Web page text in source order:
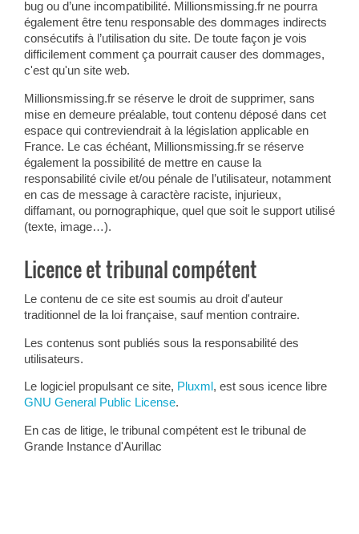
bug ou d’une incompatibilité. Millionsmissing.fr ne pourra
également être tenu responsable des dommages indirects
consécutifs à l’utilisation du site. De toute façon je vois
difficilement comment ça pourrait causer des dommages,
c'est qu'un site web.
Millionsmissing.fr se réserve le droit de supprimer, sans
mise en demeure préalable, tout contenu déposé dans cet
espace qui contreviendrait à la législation applicable en
France. Le cas échéant, Millionsmissing.fr se réserve
également la possibilité de mettre en cause la
responsabilité civile et/ou pénale de l’utilisateur, notamment
en cas de message à caractère raciste, injurieux,
diffamant, ou pornographique, quel que soit le support utilisé
(texte, image…).
Licence et tribunal compétent
Le contenu de ce site est soumis au droit d'auteur
traditionnel de la loi française, sauf mention contraire.
Les contenus sont publiés sous la responsabilité des
utilisateurs.
Le logiciel propulsant ce site, Pluxml , est sous icence libre
GNU General Public License.
En cas de litige, le tribunal compétent est le tribunal de
Grande Instance d'Aurillac